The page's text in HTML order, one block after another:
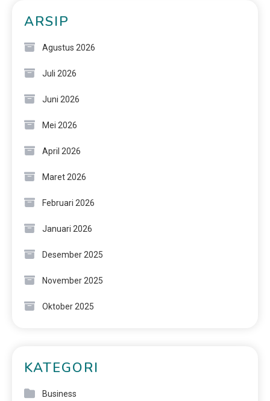
ARSIP
Agustus 2026
Juli 2026
Juni 2026
Mei 2026
April 2026
Maret 2026
Februari 2026
Januari 2026
Desember 2025
November 2025
Oktober 2025
KATEGORI
Business